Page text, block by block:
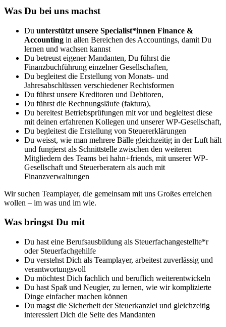
Was Du bei uns machst
Du unterstützt unsere Specialist*innen Finance &
Accounting in allen Bereichen des Accountings, damit Du
lernen und wachsen kannst
Du betreust eigener Mandanten, Du führst die
Finanzbuchführung einzelner Gesellschaften,
Du begleitest die Erstellung von Monats- und
Jahresabschlüssen verschiedener Rechtsformen
Du führst unsere Kreditoren und Debitoren,
Du führst die Rechnungsläufe (faktura),
Du bereitest Betriebsprüfungen mit vor und begleitest diese
mit deinen erfahrenen Kollegen und unserer WP-Gesellschaft,
Du begleitest die Erstellung von Steuererklärungen
Du weisst, wie man mehrere Bälle gleichzeitig in der Luft hält
und fungierst als Schnittstelle zwischen den weiteren
Mitgliedern des Teams bei hahn+friends, mit unserer WP-
Gesellschaft und Steuerberatern als auch mit
Finanzverwaltungen
Wir suchen Teamplayer, die gemeinsam mit uns Großes erreichen
wollen – im was und im wie.
Was bringst Du mit
Du hast eine Berufsausbildung als Steuerfachangestellte*r
oder Steuerfachgehilfe
Du verstehst Dich als Teamplayer, arbeitest zuverlässig und
verantwortungsvoll
Du möchtest Dich fachlich und beruflich weiterentwickeln
Du hast Spaß und Neugier, zu lernen, wie wir komplizierte
Dinge einfacher machen können
Du magst die Sicherheit der Steuerkanzlei und gleichzeitig
interessiert Dich die Seite des Mandanten